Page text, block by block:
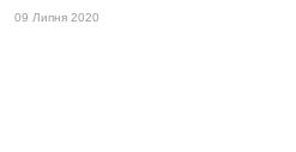
09 Липня 2020